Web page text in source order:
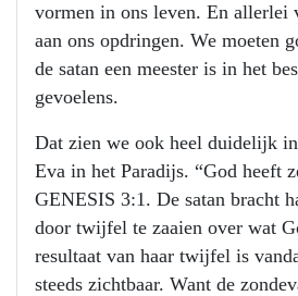
vormen in ons leven. En allerlei
aan ons opdringen. We moeten
de satan een meester is in het
gevoelens.
Dat zien we ook heel duidelijk
Eva in het Paradijs. “God heeft
GENESIS 3:1. De satan bracht
door twijfel te zaaien over wat
resultaat van haar twijfel is
steeds zichtbaar. Want de